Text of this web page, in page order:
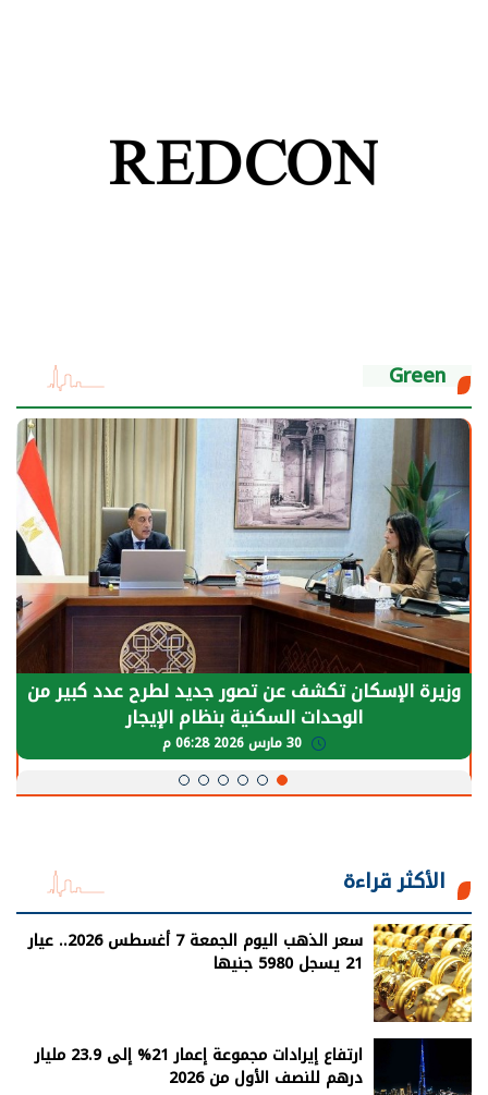
Green
وزيرة الإسكان تكشف عن تصور جديد لطرح عدد كبير من
الوحدات السكنية بنظام الإيجار
الأكثر قراءة
سعر الذهب اليوم الجمعة 7 أغسطس 2026.. عيار
21 يسجل 5980 جنيها
ارتفاع إيرادات مجموعة إعمار 21% إلى 23.9 مليار
درهم للنصف الأول من 2026